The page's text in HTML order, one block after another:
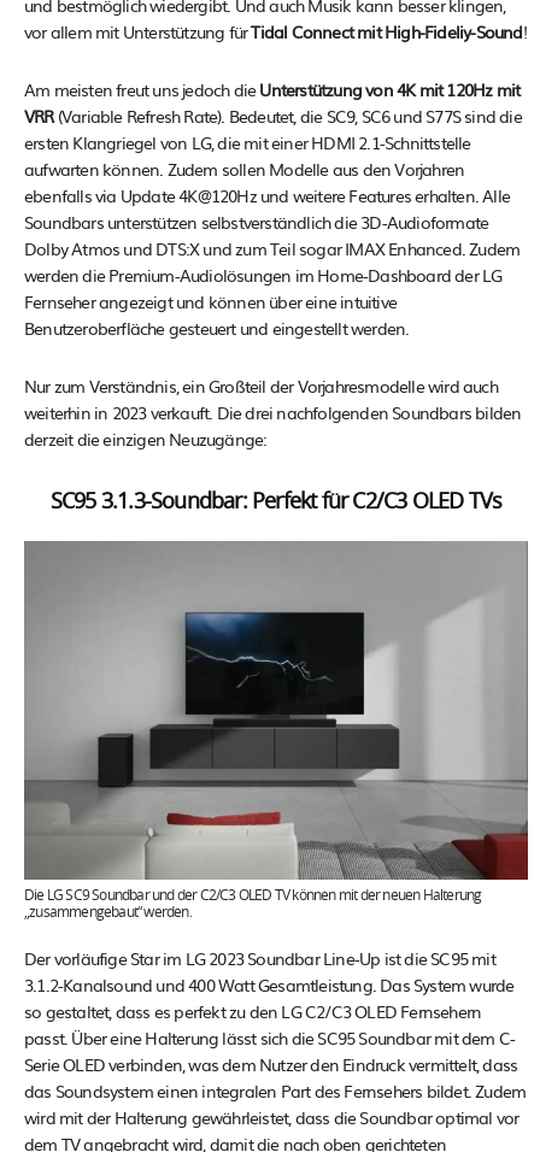
und bestmöglich wiedergibt. Und auch Musik kann besser klingen,
vor allem mit Unterstützung fürTidal Connect mit High-Fideliy-Sound!
Am meisten freut uns jedoch dieUnterstützung von 4K mit 120Hz mit
VRR(Variable Refresh Rate). Bedeutet, die SC9, SC6 und S77S sind die
ersten Klangriegel von LG, die mit einer HDMI 2.1-Schnittstelle
aufwarten können. Zudem sollen Modelle aus den Vorjahren
ebenfalls via Update 4K@120Hz und weitere Features erhalten. Alle
Soundbars unterstützen selbstverständlich die 3D-Audioformate
Dolby Atmos und DTS:X und zum Teil sogar IMAX Enhanced. Zudem
werden die Premium-Audiolösungen im Home-Dashboard der LG
Fernseher angezeigt und können über eine intuitive
Benutzeroberfläche gesteuert und eingestellt werden.
Nur zum Verständnis, ein Großteil der Vorjahresmodelle wird auch
weiterhin in 2023 verkauft. Die drei nachfolgenden Soundbars bilden
derzeit die einzigen Neuzugänge:
SC95 3.1.3-Soundbar: Perfekt für C2/C3 OLED TVs
Die LG SC9 Soundbar und der C2/C3 OLED TV können mit der neuen Halterung
„zusammengebaut“ werden.
Der vorläufige Star im LG 2023 Soundbar Line-Up ist die SC95 mit
3.1.2-Kanalsound und 400 Watt Gesamtleistung. Das System wurde
so gestaltet, dass es perfekt zu den LG C2/C3 OLED Fernsehern
passt. Über eine Halterung lässt sich die SC95 Soundbar mit dem C-
Serie OLED verbinden, was dem Nutzer den Eindruck vermittelt, dass
das Soundsystem einen integralen Part des Fernsehers bildet. Zudem
wird mit der Halterung gewährleistet, dass die Soundbar optimal vor
dem TV angebracht wird, damit die nach oben gerichteten